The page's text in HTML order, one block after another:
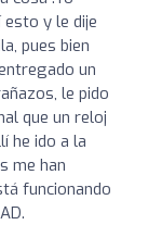
esto y le dije
pues bien
un
le pido
que un reloj
he ido a la
me han
funcionando